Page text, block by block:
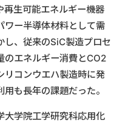
再生可能エネルギー機器
ワー半導体材料として需
し、従来のSiC製造プロセ
のエネルギー消費とCO2
リコンウエハ製造時に発
も長年の課題だった。
大学院工学研究科応用化